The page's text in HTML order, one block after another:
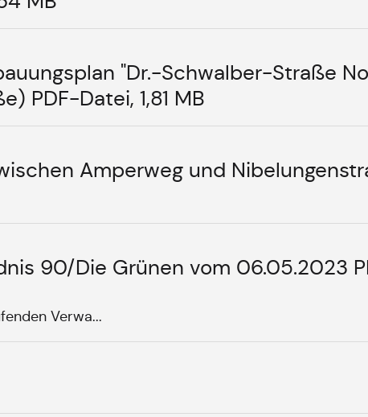
"Dr.-Schwalber-Straße
PDF-Datei, 1,81 MB
Amperweg und
90/Die Grünen vom 06.05.2023
Verwa...